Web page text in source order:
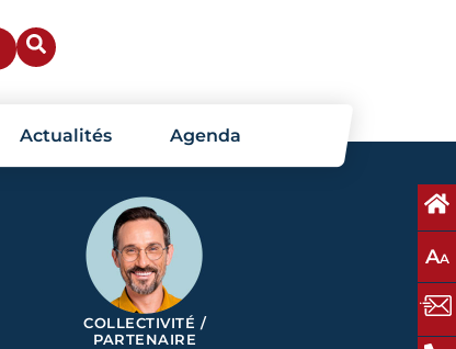
Actualités Agenda
AA
COLLECTIVITÉ /
PARTENAIRE